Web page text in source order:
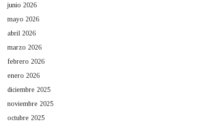
junio 2026
mayo 2026
abril 2026
marzo 2026
febrero 2026
enero 2026
diciembre 2025
noviembre 2025
octubre 2025